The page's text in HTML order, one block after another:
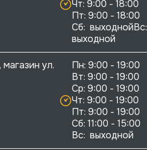
Чт: 9:00 - 18:00
Пт: 9:00 - 18:00
Сб:  выходнойВс:
выходной
ул.
Пн: 9:00 - 19:00
Вт: 9:00 - 19:00
Ср: 9:00 - 19:00
Чт: 9:00 - 19:00
Пт: 9:00 - 19:00
Сб: 11:00 - 15:00
Вс:  выходной